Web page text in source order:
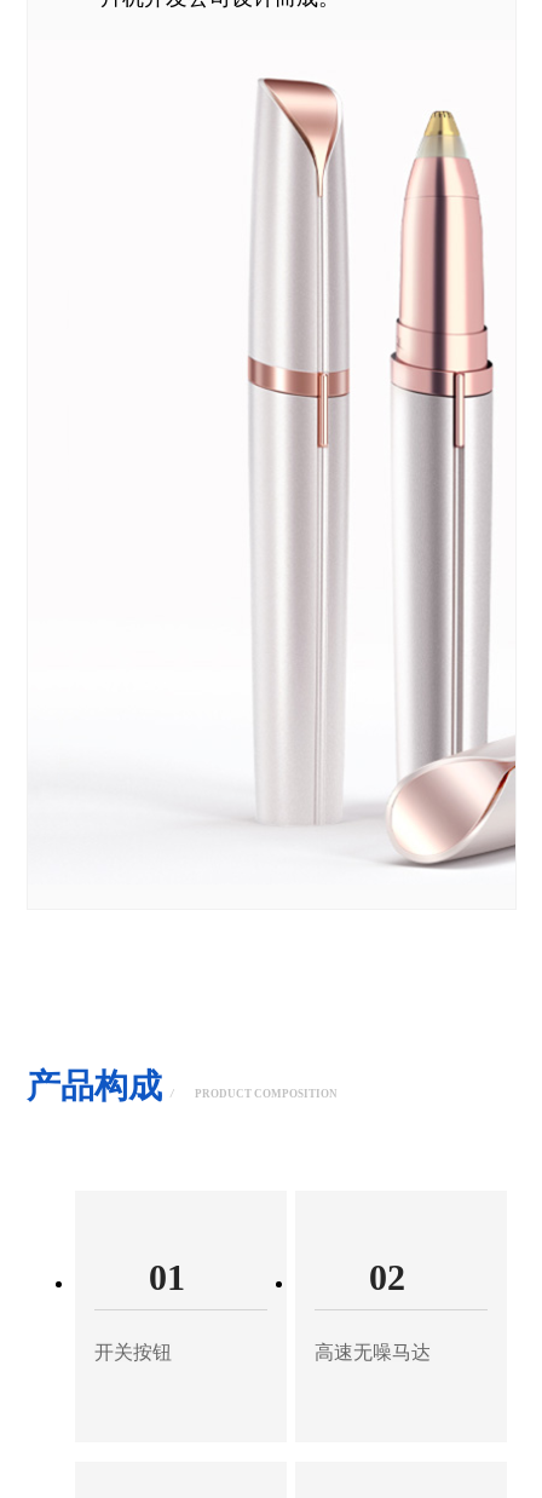
产品构成 / PRODUCT COMPOSITION
01
开关按钮
02
高速无噪马达